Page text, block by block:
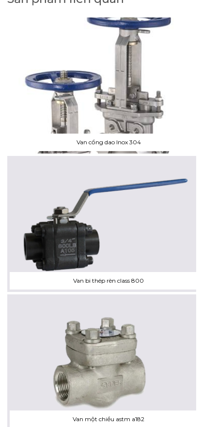
Van cổng dao Inox 304
Van bi thép rèn class 800
Van một chiều astm a182